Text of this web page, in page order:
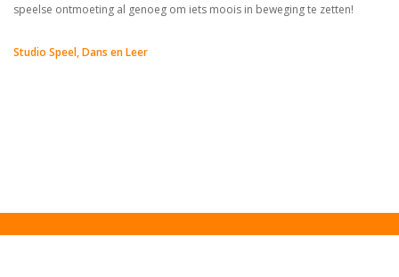
speelse ontmoeting al genoeg om iets moois in beweging te zetten!
Studio Speel, Dans en Leer